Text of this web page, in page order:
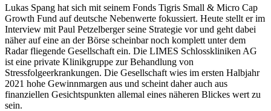
Lukas Spang hat sich mit seinem Fonds Tigris Small & Micro Cap
Growth Fund auf deutsche Nebenwerte fokussiert. Heute stellt er im
Interview mit Paul Petzelberger seine Strategie vor und geht dabei
näher auf eine an der Börse scheinbar noch komplett unter dem
Radar fliegende Gesellschaft ein. Die LIMES Schlosskliniken AG
ist eine private Klinikgruppe zur Behandlung von
Stressfolgeerkrankungen. Die Gesellschaft wies im ersten Halbjahr
2021 hohe Gewinnmargen aus und scheint daher auch aus
finanziellen Gesichtspunkten allemal eines näheren Blickes wert zu
sein.